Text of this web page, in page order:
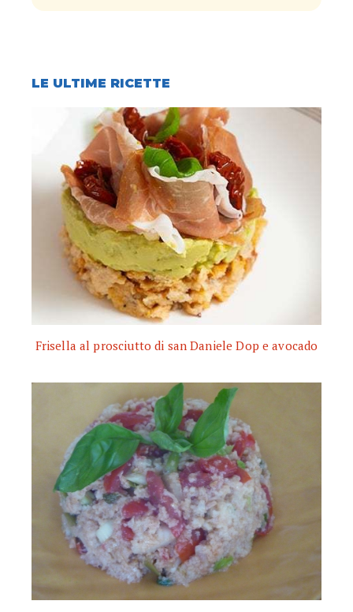
LE ULTIME RICETTE
Frisella al prosciutto di san Daniele Dop e avocado